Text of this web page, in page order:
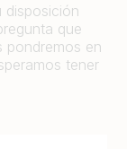
disposición
que
pondremos en
tener